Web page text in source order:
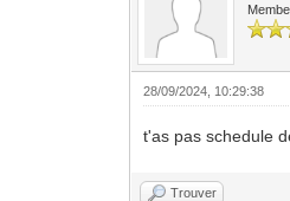
28/09/2024, 10:29:38
t'as pas schedule
Trouver